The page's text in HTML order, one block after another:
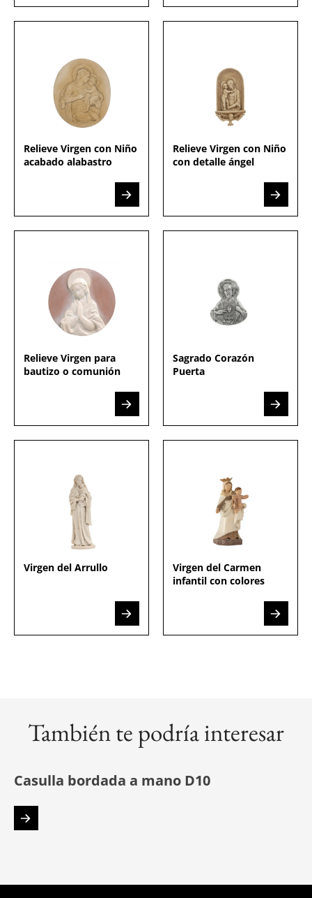
Relieve Virgen con Niño
acabado alabastro
Relieve Virgen con Niño
con detalle ángel
Relieve Virgen para
bautizo o comunión
Sagrado Corazón
Puerta
Virgen del Arrullo
Virgen del Carmen
infantil con colores
También te podría interesar
Casulla bordada a mano D10